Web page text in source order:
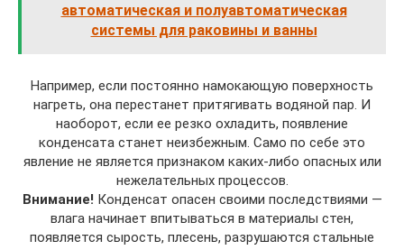
автоматическая и полуавтоматическая
системы для раковины и ванны
Например, если постоянно намокающую поверхность
нагреть, она перестанет притягивать водяной пар. И
наоборот, если ее резко охладить, появление
конденсата станет неизбежным. Само по себе это
явление не является признаком каких-либо опасных или
нежелательных процессов.
Внимание! Конденсат опасен своими последствиями —
влага начинает впитываться в материалы стен,
появляется сырость, плесень, разрушаются стальные